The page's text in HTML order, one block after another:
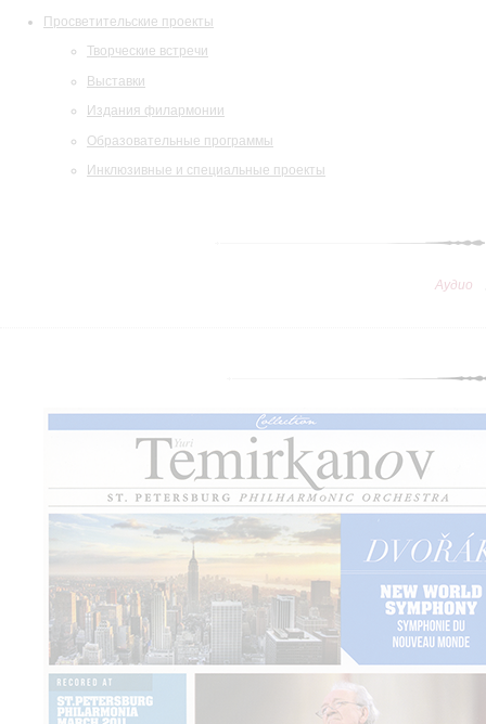
Просветительские проекты
Творческие встречи
Выставки
Издания филармонии
Образовательные программы
Инклюзивные и специальные проекты
Аудио